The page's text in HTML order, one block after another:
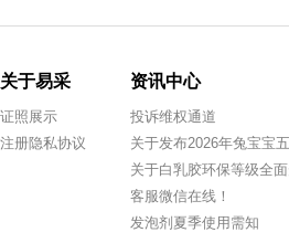
关于易采
证照展示
注册隐私协议
资讯中心
投诉维权通道
关于发布2026年兔宝宝
关于白乳胶环保等级全面
客服微信在线！
发泡剂夏季使用需知